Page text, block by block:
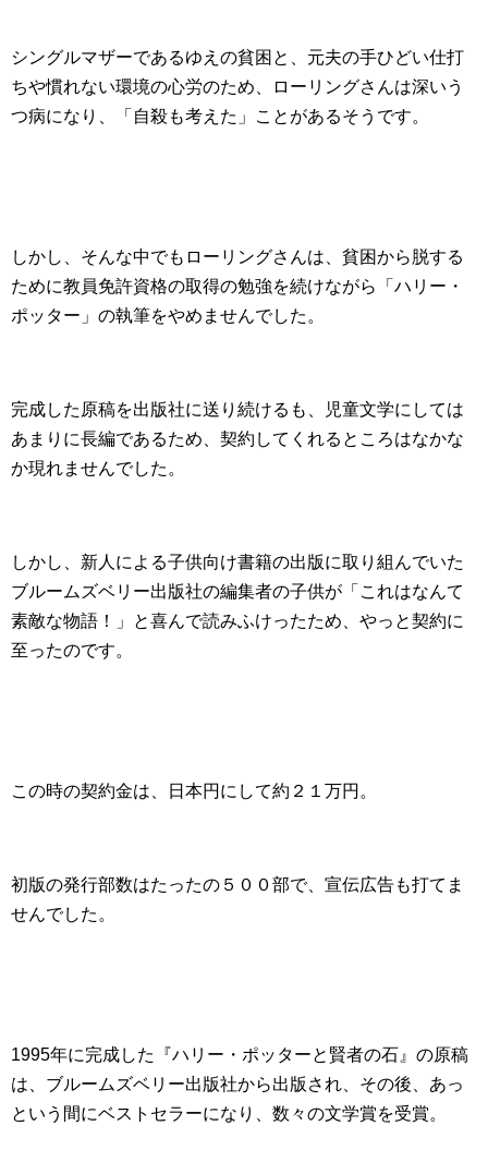
シングルマザーであるゆえの貧困と、元夫の手ひどい仕打
ちや慣れない環境の心労のため、ローリングさんは深いう
つ病になり、「自殺も考えた」ことがあるそうです。
しかし、そんな中でもローリングさんは、貧困から脱する
ために教員免許資格の取得の勉強を続けながら「ハリー・
ポッター」の執筆をやめませんでした。
完成した原稿を出版社に送り続けるも、児童文学にしては
あまりに長編であるため、契約してくれるところはなかな
か現れませんでした。
しかし、新人による子供向け書籍の出版に取り組んでいた
ブルームズベリー出版社の編集者の子供が「これはなんて
素敵な物語！」と喜んで読みふけったため、やっと契約に
至ったのです。
この時の契約金は、日本円にして約２１万円。
初版の発行部数はたったの５００部で、宣伝広告も打てま
せんでした。
1995年に完成した『ハリー・ポッターと賢者の石』の原稿
は、ブルームズベリー出版社から出版され、その後、あっ
という間にベストセラーになり、数々の文学賞を受賞。